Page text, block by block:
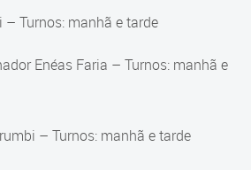
Turnos: manhã e tarde
Enéas Faria – Turnos: manhã e
– Turnos: manhã e tarde